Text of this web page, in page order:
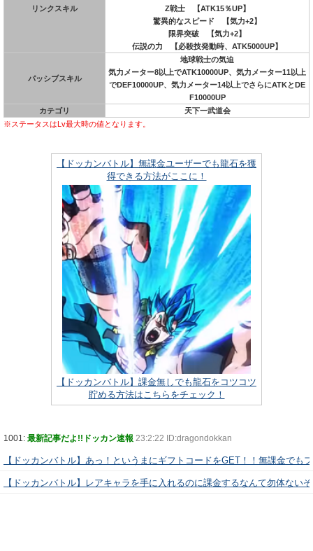
リンクスキル
Z戦士 【ATK15％UP】
驚異的なスピード 【気力+2】
限界突破 【気力+2】
伝説の力 【必殺技発動時、ATK5000UP】
パッシブスキル
地球戦士の気迫
気力メーター8以上でATK10000UP、気力メーター11以上
でDEF10000UP、気力メーター14以上でさらにATKとDE
F10000UP
カテゴリ
天下一武道会
※ステータスはLv最大時の値となります。
【ドッカンバトル】無課金ユーザーでも龍石を獲
得できる方法がここに！
【ドッカンバトル】課金無しでも龍石をコツコツ
貯める方法はこちらをチェック！
1001: 最新記事だよ!!ドッカン速報 23:2:22 ID:dragondokkan
【ドッカンバトル】あっ！というまにギフトコードをGET！！無課金でも
【ドッカンバトル】レアキャラを手に入れるのに課金するなんて勿体ない